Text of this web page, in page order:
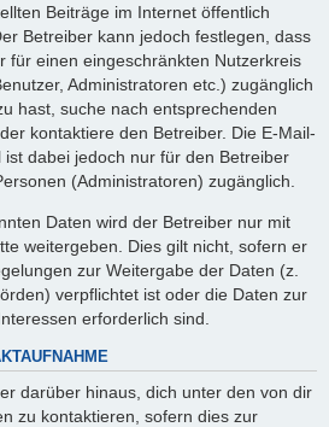
Beiträge im Internet öffentlich
Betreiber kann jedoch festlegen, dass
für einen eingeschränkten Nutzerkreis
Administratoren etc.) zugänglich
hast, suche nach entsprechenden
kontaktiere den Betreiber. Die E-Mail-
dabei jedoch nur für den Betreiber
(Administratoren) zugänglich.
Daten wird der Betreiber nur mit
weitergeben. Dies gilt nicht, sofern er
zur Weitergabe der Daten (z.
verpflichtet ist oder die Daten zur
erforderlich sind.
darüber hinaus, dich unter den von dir
zu kontaktieren, sofern dies zur